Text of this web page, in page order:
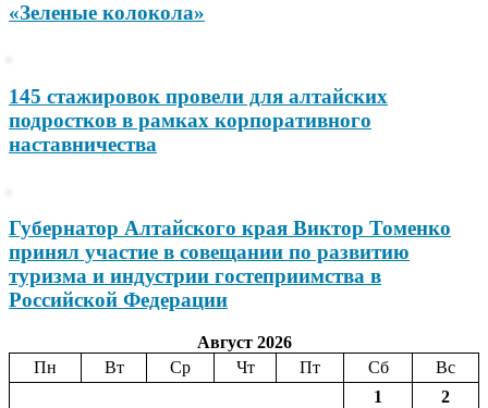
«Зеленые колокола»
145 стажировок провели для алтайских
подростков в рамках корпоративного
наставничества
Губернатор Алтайского края Виктор Томенко
принял участие в совещании по развитию
туризма и индустрии гостеприимства в
Российской Федерации
Август 2026
Пн
Вт Ср Чт Пт Сб
Вс
1
2